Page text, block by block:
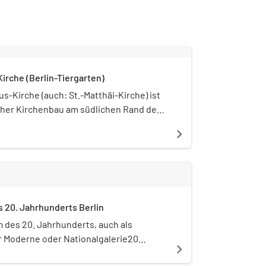
(Berlin-Tiergarten)
Kirche (auch: St.-Matthäi-Kirche) ist
Kirchenbau am südlichen Rand des
navigate_next
20. Jahrhunderts Berlin
des 20. Jahrhunderts, auch als
Moderne oder Nationalgalerie20
navigate_next